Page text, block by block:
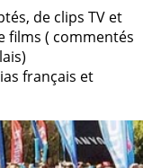
de clips TV et
films ( commentés
français et